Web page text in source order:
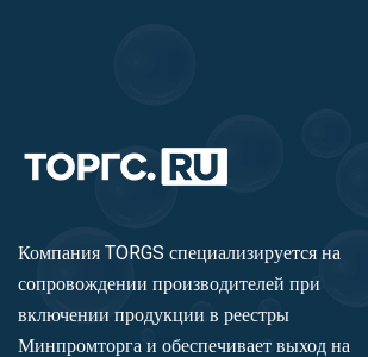
Компания TORGS специализируется на
сопровождении производителей при
включении продукции в реестры
Минпромторга и обеспечивает выход на